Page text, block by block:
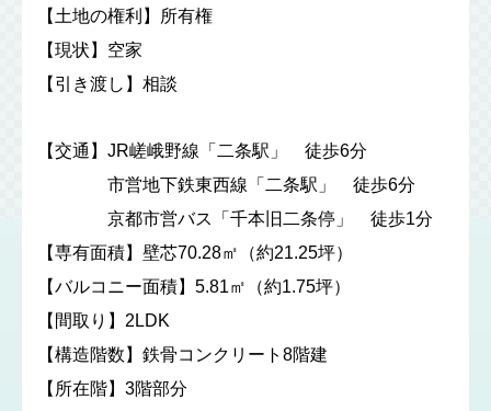
【土地の権利】所有権
【現状】空家
【引き渡し】相談
【交通】JR嵯峨野線「二条駅」 徒歩6分
市営地下鉄東西線「二条駅」 徒歩6分
京都市営バス「千本旧二条停」 徒歩1分
【専有面積】壁芯70.28㎡（約21.25坪）
【バルコニー面積】5.81㎡（約1.75坪）
【間取り】2LDK
【構造階数】鉄骨コンクリート8階建
【所在階】3階部分